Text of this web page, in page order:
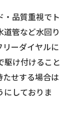
・品質重視でト
管など水回り
ーダイヤルに
駆け付けること
せする場合は
にしておりま